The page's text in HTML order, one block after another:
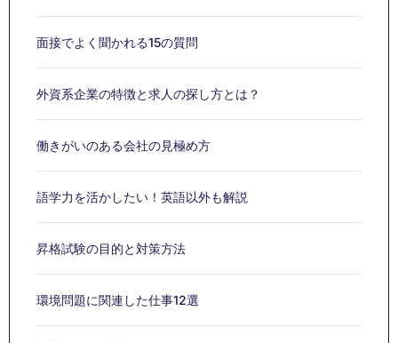
面接でよく聞かれる15の質問
外資系企業の特徴と求人の探し方とは？
働きがいのある会社の見極め方
語学力を活かしたい！英語以外も解説
昇格試験の目的と対策方法
環境問題に関連した仕事12選